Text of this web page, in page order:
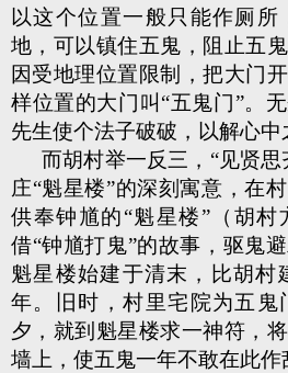
以这个位置一般只能作厕所
地，可以镇住五鬼，阻止五
因受地理位置限制，把大门
样位置的大门叫“五鬼门”。
先生使个法子破破，以解心中
而胡村举一反三，“见贤
庄“魁星楼”的深刻寓意，在
供奉钟馗的“魁星楼”（胡村
借“钟馗打鬼”的故事，驱鬼
魁星楼始建于清末，比胡村
年。旧时，村里宅院为五鬼
夕，就到魁星楼求一神符，
墙上，使五鬼一年不敢在此作